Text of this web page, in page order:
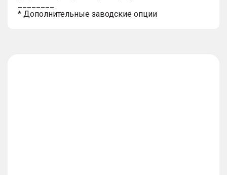
* Дополнительные заводские опции